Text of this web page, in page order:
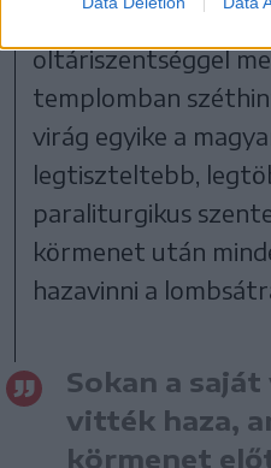
Nem véletlen ez a
oltáriszentséggel
templomban
virág egyike a
legtiszteltebb,
paraliturgikus
körmenet után
hazavinni a
Sokan a
vitték haza,
körmenet